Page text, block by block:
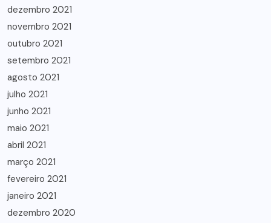
dezembro 2021
novembro 2021
outubro 2021
setembro 2021
agosto 2021
julho 2021
junho 2021
maio 2021
abril 2021
março 2021
fevereiro 2021
janeiro 2021
dezembro 2020